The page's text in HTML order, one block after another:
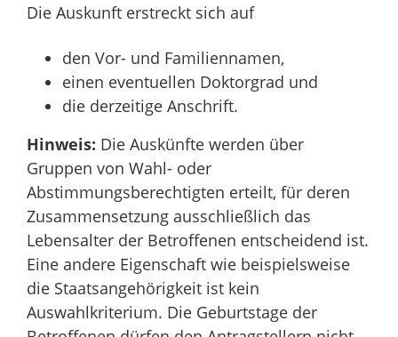
Die Auskunft erstreckt sich auf
den Vor- und Familiennamen,
einen eventuellen Doktorgrad und
die derzeitige Anschrift.
Hinweis: Die Auskünfte werden über
Gruppen von Wahl- oder
Abstimmungsberechtigten erteilt, für deren
Zusammensetzung ausschließlich das
Lebensalter der Betroffenen entscheidend ist.
Eine andere Eigenschaft wie beispielsweise
die Staatsangehörigkeit ist kein
Auswahlkriterium. Die Geburtstage der